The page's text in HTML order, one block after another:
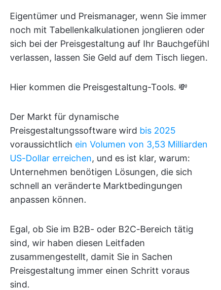
Eigentümer und Preismanager, wenn Sie immer
noch mit Tabellenkalkulationen jonglieren oder
sich bei der Preisgestaltung auf Ihr Bauchgefühl
verlassen, lassen Sie Geld auf dem Tisch liegen.
Hier kommen die Preisgestaltung-Tools. 💸
Der Markt für dynamische
Preisgestaltungssoftware wird bis 2025
voraussichtlich ein Volumen von 3,53 Milliarden
US-Dollar erreichen, und es ist klar, warum:
Unternehmen benötigen Lösungen, die sich
schnell an veränderte Marktbedingungen
anpassen können.
Egal, ob Sie im B2B- oder B2C-Bereich tätig
sind, wir haben diesen Leitfaden
zusammengestellt, damit Sie in Sachen
Preisgestaltung immer einen Schritt voraus
sind.